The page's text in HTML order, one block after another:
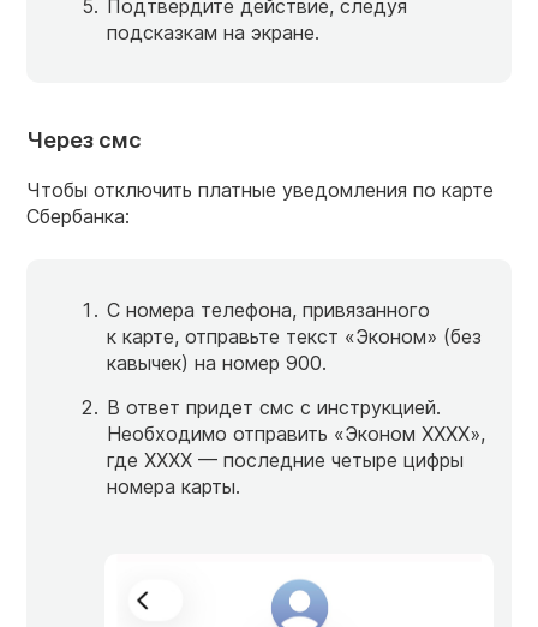
Подтвердите действие, следуя
подсказкам на экране.
Через смс
Чтобы отключить платные уведомления по карте
Сбербанка:
С номера телефона, привязанного
к карте, отправьте текст «Эконом» (без
кавычек) на номер 900.
В ответ придет смс с инструкцией.
Необходимо отправить «Эконом ХХХХ»,
где ХХХХ — последние четыре цифры
номера карты.